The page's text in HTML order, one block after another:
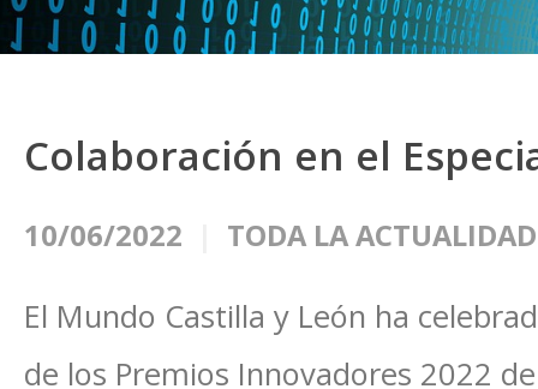
Colaboración en el
10/06/2022 TODA LA ACTUALIDAD
El Mundo Castilla y León ha
de los Premios Innovadores 2022